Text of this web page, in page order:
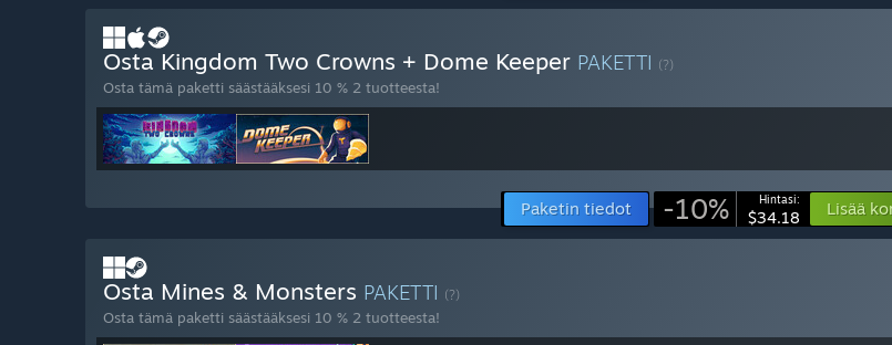
Osta Kingdom Two Crowns + Dome Keeper PAKETTI (?)
Osta tämä paketti säästääksesi 10 % 2 tuotteesta!
Paketin tiedot -10% Hintasi:
$34.18 Lisää
Osta Mines & Monsters PAKETTI (?)
Osta tämä paketti säästääksesi 10 % 2 tuotteesta!